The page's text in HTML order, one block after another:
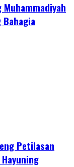
Petilasan